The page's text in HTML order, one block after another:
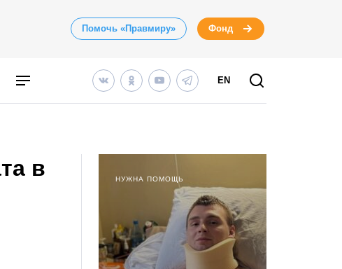
Помочь «Правмиру» Фонд
EN
в
НУЖНА ПОМОЩЬ